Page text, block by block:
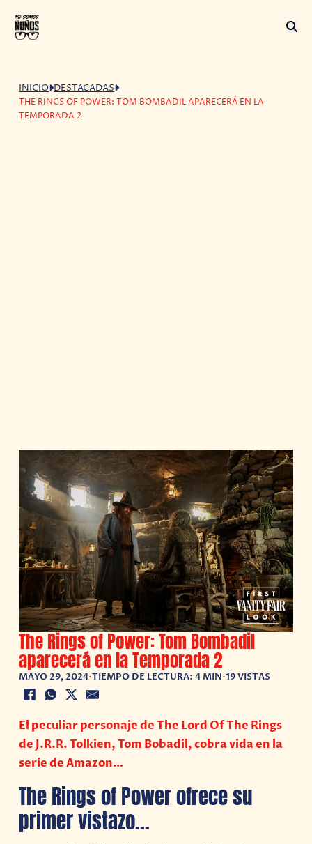
INICIO DESTACADAS
THE RINGS OF POWER: TOM BOMBADIL APARECERÁ EN LA
TEMPORADA 2
The Rings of Power: Tom Bombadil
aparecerá en la Temporada 2
MAYO 29, 2024•TIEMPO DE LECTURA: 4 MIN•19 VISTAS
El peculiar personaje de The Lord Of The Rings
de J.R.R. Tolkien, Tom Bobadil, cobra vida en la
serie de Amazon…
The Rings of Power ofrece su
primer vistazo…